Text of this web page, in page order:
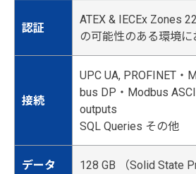
認証
ATEX & IECEx Zones
の可能性のある環境に
接続
UPC UA, PROFINET
bus DP・Modbus
outputs
SQL Queries その他
データ
128 GB （Solid State